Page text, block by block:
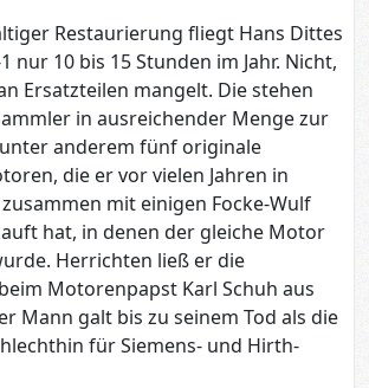
Restaurierung fliegt Hans Dittes
nur 10 bis 15 Stunden im Jahr. Nicht,
Ersatzteilen mangelt. Die stehen
in ausreichender Menge zur
anderem fünf originale
die er vor vielen Jahren in
mit einigen Focke-Wulf
hat, in denen der gleiche Motor
Herrichten ließ er die
Motorenpapst Karl Schuh aus
Mann galt bis zu seinem Tod als die
für Siemens- und Hirth-